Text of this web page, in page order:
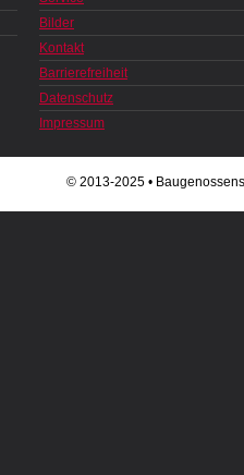
Bilder
Kontakt
Barrierefreiheit
Datenschutz
Impressum
© 2013-2025 •